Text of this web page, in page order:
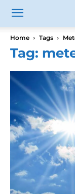
Home Tags
Tag: